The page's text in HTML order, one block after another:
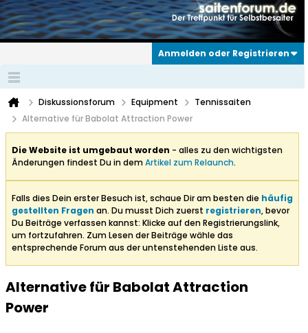
Anmelden oder Registrieren
Diskussionsforum Equipment
Tennissaiten
Alternative für Babolat Attraction Power
Die Website ist umgebaut worden - alles zu den wichtigsten
Änderungen findest Du in demArtikel zum Relaunch.
Falls dies Dein erster Besuch ist, schaue Dir am besten die häufig
gestellten Fragen an. Du musst Dich zuerst registrieren, bevor
Du Beiträge verfassen kannst: Klicke auf den Registrierungslink,
um fortzufahren. Zum Lesen der Beiträge wähle das
entsprechende Forum aus der untenstehenden Liste aus.
Alternative für Babolat Attraction
Power